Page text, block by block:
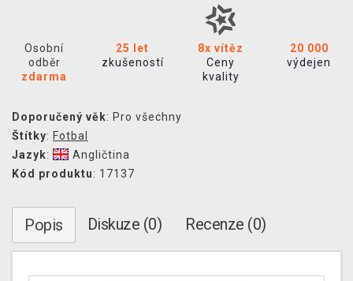
Osobní
odběr
zdarma
25 let
zkušeností
8x vítěz
Ceny
kvality
20 000
výdejen
Doporučený věk: Pro všechny
Štítky: Fotbal
Jazyk:
Angličtina
Kód produktu: 17137
Popis Diskuze (0) Recenze (0)